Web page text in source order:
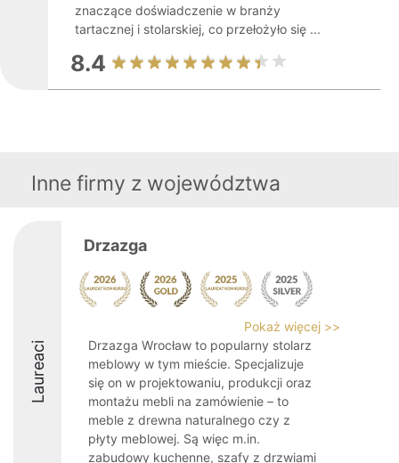
znaczące doświadczenie w branży
tartacznej i stolarskiej, co przełożyło się ...
8.4
Inne firmy z województwa
Laureaci
Drzazga
Pokaż więcej >>
Drzazga Wrocław to popularny stolarz
meblowy w tym mieście. Specjalizuje
się on w projektowaniu, produkcji oraz
montażu mebli na zamówienie – to
meble z drewna naturalnego czy z
płyty meblowej. Są więc m.in.
zabudowy kuchenne, szafy z drzwiami